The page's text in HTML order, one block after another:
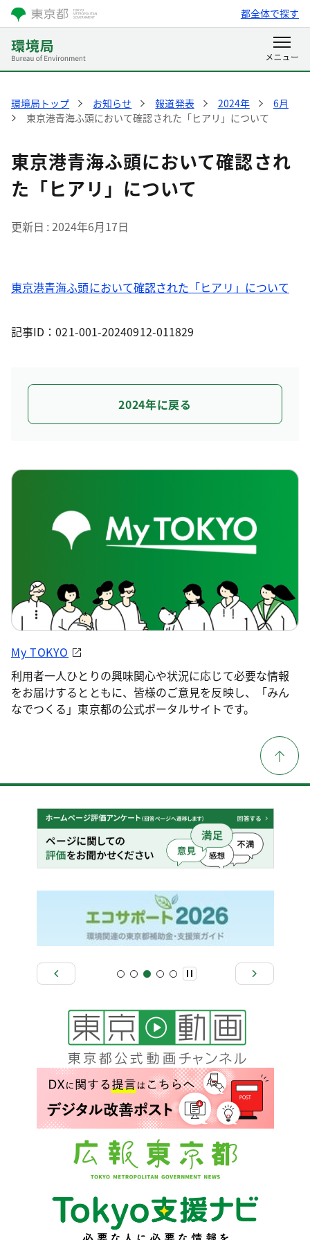
都全体で探す
環境局トップ お知らせ 報道発表 2024年
6月
東京港青海ふ頭において確認された「ヒアリ」について
東京港青海ふ頭において確認され
た「ヒアリ」について
更新日 2024年6月17日
東京港青海ふ頭において確認された「ヒアリ」について
記事ID：021-001-20240912-011829
2024年に戻る
My TOKYO
利用者一人ひとりの興味関心や状況に応じて必要な情報
をお届けするとともに、皆様のご意見を反映し、「みん
なでつくる」東京都の公式ポータルサイトです。